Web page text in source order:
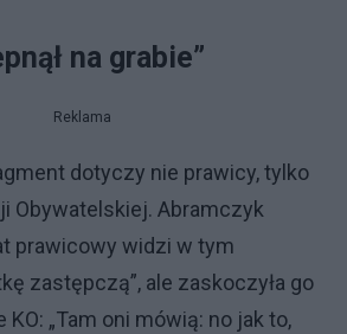
na grabie”
Reklama
dotyczy nie prawicy, tylko
Obywatelskiej. Abramczyk
prawicowy widzi w tym
zastępczą”, ale zaskoczyła go
„Tam oni mówią: no jak to,